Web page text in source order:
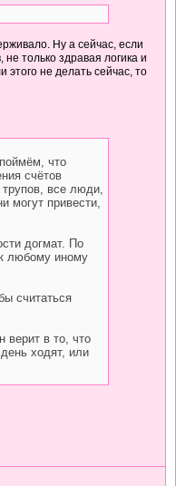
Ну а сейчас, если
только здравая логика и
этого не делать сейчас, то
что
счётов
все люди,
могут привести,
догмат. По
любому иному
считаться
верит в то, что
ходят, или